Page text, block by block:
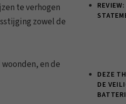
te verhogen
zowel de
en de
DEZE
DE